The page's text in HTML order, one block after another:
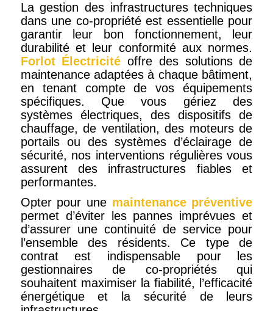
La gestion des infrastructures techniques
dans une co-propriété est essentielle pour
garantir leur bon fonctionnement, leur
durabilité et leur conformité aux normes.
Forlot Électricité offre des solutions de
maintenance adaptées à chaque bâtiment,
en tenant compte de vos équipements
spécifiques. Que vous gériez des
systèmes électriques, des dispositifs de
chauffage, de ventilation, des moteurs de
portails ou des systèmes d’éclairage de
sécurité, nos interventions régulières vous
assurent des infrastructures fiables et
performantes.
Opter pour une maintenance préventive
permet d’éviter les pannes imprévues et
d’assurer une continuité de service pour
l’ensemble des résidents. Ce type de
contrat est indispensable pour les
gestionnaires de co-propriétés qui
souhaitent maximiser la fiabilité, l’efficacité
énergétique et la sécurité de leurs